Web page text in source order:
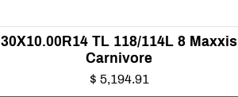
30X10.00R14 TL 118/114L 8 Maxxis
Carnivore
$ 5,194.91